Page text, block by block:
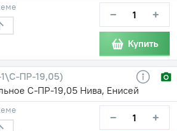
− +
Купить
1\С-ПР-19,05)
С-ПР-19,05 Нива, Енисей
− +